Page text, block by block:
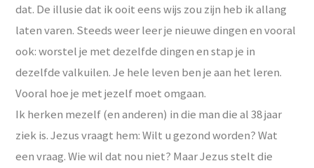
dat. De illusie dat ik ooit eens wijs zou zijn heb ik allang
laten varen. Steeds weer leer je nieuwe dingen en vooral
ook: worstel je met dezelfde dingen en stap je in
dezelfde valkuilen. Je hele leven ben je aan het leren.
Vooral hoe je met jezelf moet omgaan.
Ik herken mezelf (en anderen) in die man die al 38 jaar
ziek is. Jezus vraagt hem: Wilt u gezond worden? Wat
een vraag. Wie wil dat nou niet? Maar Jezus stelt die